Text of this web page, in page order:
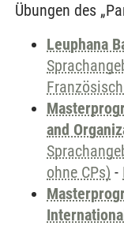
Übungen des
Leuphana
and
ohne CPs) -